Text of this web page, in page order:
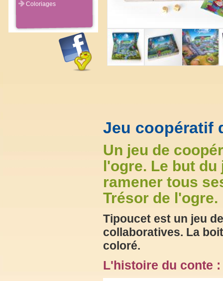
Jeu coopératif
Un jeu de
l'ogre. Le but du
ramener tous
Trésor de l'ogre.
Tipoucet est un jeu
collaboratives. La
coloré.
L'histoire du conte :
Coloriages